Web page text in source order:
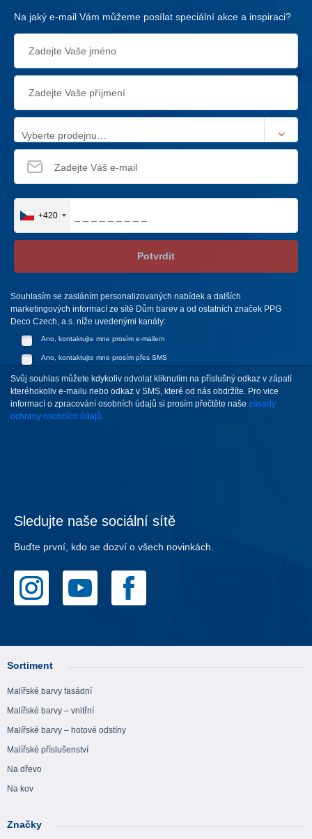
Na jaký e-mail Vám můžeme posílat speciální akce a inspiraci?
Vyberte prodejnu…
+420
Potvrdit
Souhlasím se zasláním personalizovaných nabídek a dalších
marketingových informací ze sítě Dům barev a od ostatních značek PPG
Deco Czech, a.s. níže uvedenými kanály:
Ano, kontaktujte mne prosím e-mailem
Ano, kontaktujte mne prosím přes SMS
Svůj souhlas můžete kdykoliv odvolat kliknutím na příslušný odkaz v zápatí
kteréhokoliv e-mailu nebo odkaz v SMS, které od nás obdržíte. Pro vice
informací o zpracování osobních údajů si prosím přečtěte naše zásady
ochrany osobních údajů.
Sledujte naše sociální sítě
Buďte první, kdo se dozví o všech novinkách.
Sortiment
Malířské barvy fasádní
Malířské barvy – vnitřní
Malířské barvy – hotové odstíny
Malířské příslušenství
Na dřevo
Na kov
Značky